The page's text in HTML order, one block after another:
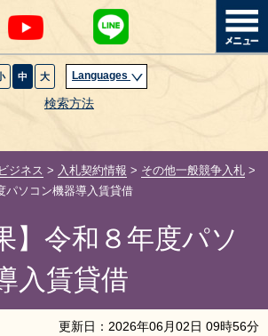
中 大 Languages
検索方法
祉
ト
ジネス
ジネス > 入札契約情報 > その他一般競争入札 >
パソコン機器導入賃貸借
】令和８年度パソ
入賃貸借
更新日： 2026年06月02日 09時56分